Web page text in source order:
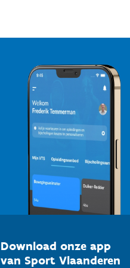
Download onze app
van Sport Vlaanderen